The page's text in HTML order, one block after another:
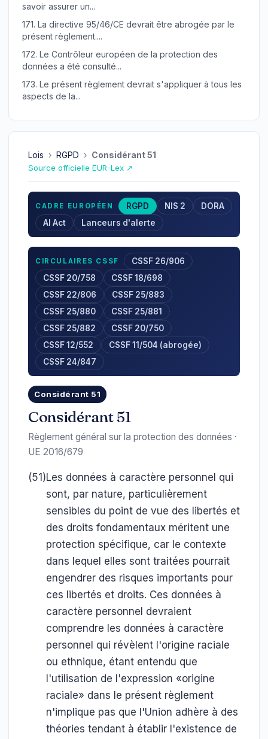
savoir assurer un...
171. La directive 95/46/CE devrait être abrogée par le
présent règlement....
172. Le Contrôleur européen de la protection des
données a été consulté...
173. Le présent règlement devrait s'appliquer à tous les
aspects de la...
Lois › RGPD › Considérant 51
Source officielle EUR-Lex ↗
CADRE EUROPÉEN RGPD NIS 2
DORA
AI Act
Lanceurs d'alerte
CIRCULAIRES CSSF
CSSF 26/906
CSSF 20/758
CSSF 18/698
CSSF 22/806
CSSF 25/883
CSSF 25/880
CSSF 25/881
CSSF 25/882
CSSF 20/750
CSSF 12/552
CSSF 11/504 (abrogée)
CSSF 24/847
Considérant 51
Considérant 51
Règlement général sur la protection des données ·
UE 2016/679
(51)Les données à caractère personnel qui
sont, par nature, particulièrement
sensibles du point de vue des libertés et
des droits fondamentaux méritent une
protection spécifique, car le contexte
dans lequel elles sont traitées pourrait
engendrer des risques importants pour
ces libertés et droits. Ces données à
caractère personnel devraient
comprendre les données à caractère
personnel qui révèlent l'origine raciale
ou ethnique, étant entendu que
l'utilisation de l'expression «origine
raciale» dans le présent règlement
n'implique pas que l'Union adhère à des
théories tendant à établir l'existence de